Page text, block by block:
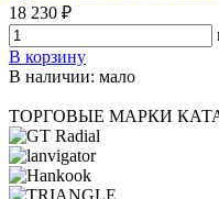
18 230 ₽
В корзину
В наличии: мало
ТОРГОВЫЕ МАРКИ